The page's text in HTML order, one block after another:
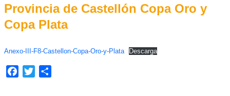
Provincia de Castellón Copa Oro y
Copa Plata
Anexo-III-F8-Castellon-Copa-Oro-y-Plata Descarga
Facebook
Twitter